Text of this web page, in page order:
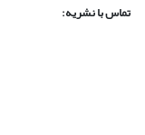
تماس با نشریه: